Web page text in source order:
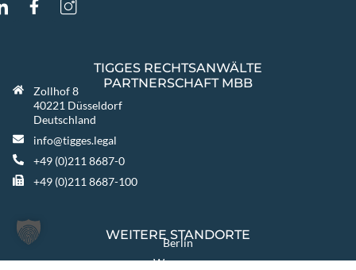
TIGGES RECHTSANWÄLTE
PARTNERSCHAFT MBB
Zollhof 8
40221 Düsseldorf
Deutschland
info@tigges.legal
+49 (0)211 8687-0
+49 (0)211 8687-100
WEITERE STANDORTE
Berlin
Warszawa